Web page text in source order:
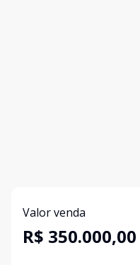
Valor venda
R$ 350.000,00